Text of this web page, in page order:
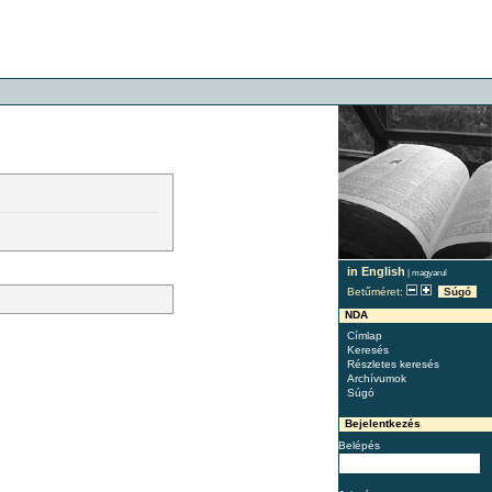
in English | magyarul
Betűméret:
Súgó
NDA
Címlap
Keresés
Részletes keresés
Archívumok
Súgó
Bejelentkezés
Belépés